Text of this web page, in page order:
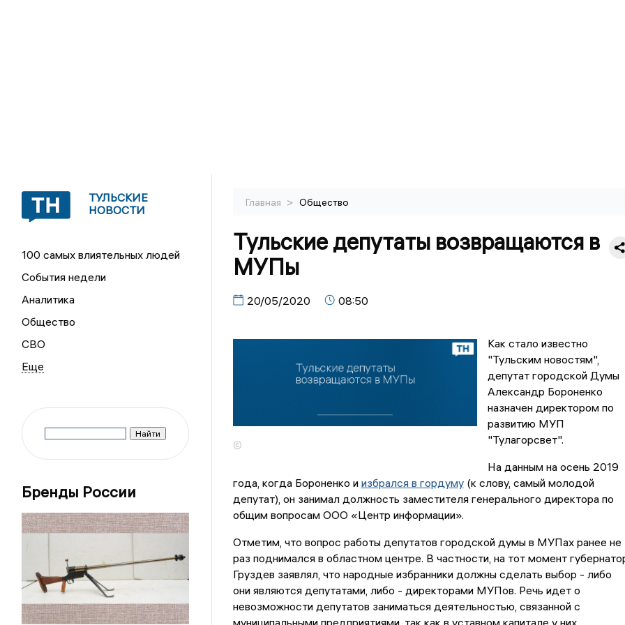
ТУЛЬСКИЕ
НОВОСТИ
100 самых влиятельных людей
События недели
Аналитика
Общество
СВО
Бренды России
Главная > Общество
Тульские депутаты возвращаются в
МУПы
20/05/2020 08:50
©
Как стало известно
"Тульским новостям",
депутат городской Думы
Александр Бороненко
назначен директором по
развитию МУП
"Тулагорсвет".
На данным на осень 2019
года, когда Бороненко и избрался в гордуму(к слову, самый молодой
депутат), он занимал должность заместителя генерального директора по
общим вопросам ООО «Центр информации».
Отметим, что вопрос работы депутатов городской думы в МУПах ранее не
раз поднимался в областном центре. В частности, на тот момент
Груздев заявлял, что народные избранники должны сделать выбор - либо
они являются депутатами, либо - директорами МУПов. Речь идет о
невозможности депутатов заниматься деятельностью, связанной с